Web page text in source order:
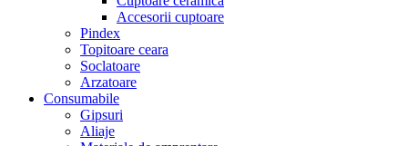
Accesorii cuptoare
Pindex
Topitoare ceara
Soclatoare
Arzatoare
Consumabile
Gipsuri
Aliaje